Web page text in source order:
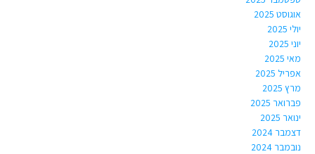
אוגוסט 2025
יולי 2025
יוני 2025
מאי 2025
אפריל 2025
מרץ 2025
פברואר 2025
ינואר 2025
דצמבר 2024
נובמבר 2024